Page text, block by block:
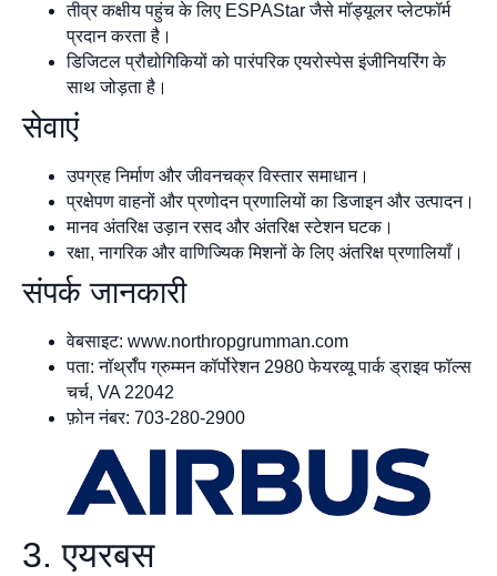
तीव्र कक्षीय पहुंच के लिए ESPAStar जैसे मॉड्यूलर प्लेटफॉर्म
प्रदान करता है।
डिजिटल प्रौद्योगिकियों को पारंपरिक एयरोस्पेस इंजीनियरिंग के
साथ जोड़ता है।
सेवाएं
उपग्रह निर्माण और जीवनचक्र विस्तार समाधान।
प्रक्षेपण वाहनों और प्रणोदन प्रणालियों का डिजाइन और उत्पादन।
मानव अंतरिक्ष उड़ान रसद और अंतरिक्ष स्टेशन घटक।
रक्षा, नागरिक और वाणिज्यिक मिशनों के लिए अंतरिक्ष प्रणालियाँ।
संपर्क जानकारी
वेबसाइट: www.northropgrumman.com
पता: नॉर्थ्रॉप ग्रुम्मन कॉर्पोरेशन 2980 फेयरव्यू पार्क ड्राइव फॉल्स
चर्च, VA 22042
फ़ोन नंबर: 703-280-2900
3. एयरबस